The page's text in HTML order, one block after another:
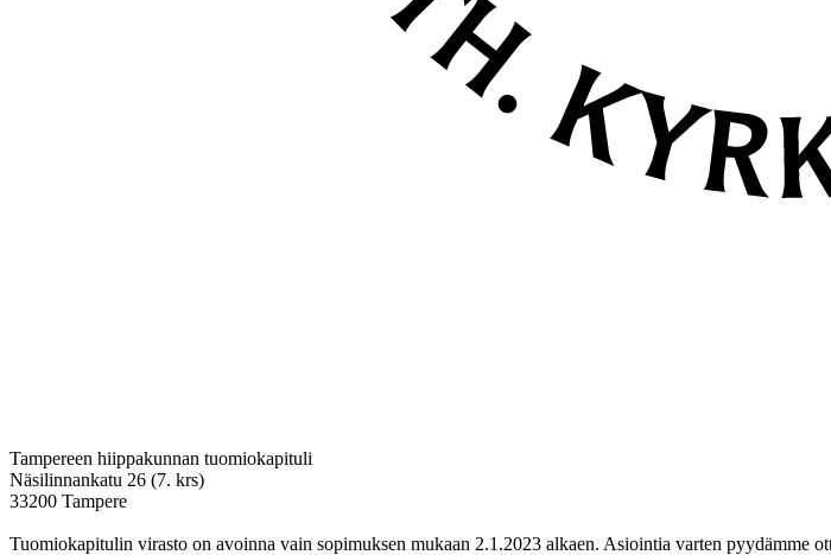
Tampereen hiippakunnan tuomiokapituli
Näsilinnankatu 26 (7. krs)
33200 Tampere
Tuomiokapitulin virasto on avoinna vain sopimuksen mukaan 2.1.2023 alkaen. Asiointia varten pyydämme